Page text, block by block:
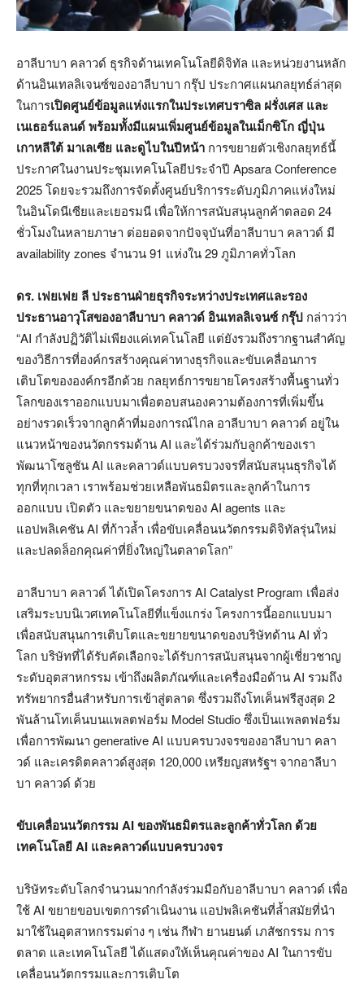
อาลีบาบา คลาวด์ ธุรกิจด้านเทคโนโลยีดิจิทัล และหน่วยงานหลัก
ด้านอินเทลลิเจนซ์ของอาลีบาบา กรุ๊ป ประกาศแผนกลยุทธ์ล่าสุด
ในการเปิดศูนย์ข้อมูลแห่งแรกในประเทศบราซิล ฝรั่งเศส และ
เนเธอร์แลนด์ พร้อมทั้งมีแผนเพิ่มศูนย์ข้อมูลในเม็กซิโก ญี่ปุ่น
เกาหลีใต้ มาเลเซีย และดูไบในปีหน้า การขยายตัวเชิงกลยุทธ์นี้
ประกาศในงานประชุมเทคโนโลยีประจำปี Apsara Conference
2025 โดยจะรวมถึงการจัดตั้งศูนย์บริการระดับภูมิภาคแห่งใหม่
ในอินโดนีเซียและเยอรมนี เพื่อให้การสนับสนุนลูกค้าตลอด 24
ชั่วโมงในหลายภาษา ต่อยอดจากปัจจุบันที่อาลีบาบา คลาวด์ มี
availability zones จำนวน 91 แห่งใน 29 ภูมิภาคทั่วโลก
ดร. เฟยเฟย ลี ประธานฝ่ายธุรกิจระหว่างประเทศและรอง
ประธานอาวุโสของอาลีบาบา คลาวด์ อินเทลลิเจนซ์ กรุ๊ป กล่าวว่า
“AI กำลังปฏิวัติไม่เพียงแค่เทคโนโลยี แต่ยังรวมถึงรากฐานสำคัญ
ของวิธีการที่องค์กรสร้างคุณค่าทางธุรกิจและขับเคลื่อนการ
เติบโตขององค์กรอีกด้วย กลยุทธ์การขยายโครงสร้างพื้นฐานทั่ว
โลกของเราออกแบบมาเพื่อตอบสนองความต้องการที่เพิ่มขึ้น
อย่างรวดเร็วจากลูกค้าที่มองการณ์ไกล อาลีบาบา คลาวด์ อยู่ใน
แนวหน้าของนวัตกรรมด้าน AI และได้ร่วมกับลูกค้าของเรา
พัฒนาโซลูชัน AI และคลาวด์แบบครบวงจรที่สนับสนุนธุรกิจได้
ทุกที่ทุกเวลา เราพร้อมช่วยเหลือพันธมิตรและลูกค้าในการ
ออกแบบ เปิดตัว และขยายขนาดของ AI agents และ
แอปพลิเคชัน AI ที่ก้าวล้ำ เพื่อขับเคลื่อนนวัตกรรมดิจิทัลรุ่นใหม่
และปลดล็อกคุณค่าที่ยิ่งใหญ่ในตลาดโลก”
อาลีบาบา คลาวด์ ได้เปิดโครงการ AI Catalyst Program เพื่อส่ง
เสริมระบบนิเวศเทคโนโลยีที่แข็งแกร่ง โครงการนี้ออกแบบมา
เพื่อสนับสนุนการเติบโตและขยายขนาดของบริษัทด้าน AI ทั่ว
โลก บริษัทที่ได้รับคัดเลือกจะได้รับการสนับสนุนจากผู้เชี่ยวชาญ
ระดับอุตสาหกรรม เข้าถึงผลิตภัณฑ์และเครื่องมือด้าน AI รวมถึง
ทรัพยากรอื่นสำหรับการเข้าสู่ตลาด ซึ่งรวมถึงโทเค็นฟรีสูงสุด 2
พันล้านโทเค็นบนแพลตฟอร์ม Model Studio ซึ่งเป็นแพลตฟอร์ม
เพื่อการพัฒนา generative AI แบบครบวงจรของอาลีบาบา คลา
วด์ และเครดิตคลาวด์สูงสุด 120,000 เหรียญสหรัฐฯ จากอาลีบา
บา คลาวด์ ด้วย
ขับเคลื่อนนวัตกรรม AI ของพันธมิตรและลูกค้าทั่วโลก ด้วย
เทคโนโลยี AI และคลาวด์แบบครบวงจร
บริษัทระดับโลกจำนวนมากกำลังร่วมมือกับอาลีบาบา คลาวด์ เพื่อ
ใช้ AI ขยายขอบเขตการดำเนินงาน แอปพลิเคชันที่ล้ำสมัยที่นำ
มาใช้ในอุตสาหกรรมต่าง ๆ เช่น กีฬา ยานยนต์ เภสัชกรรม การ
ตลาด และเทคโนโลยี ได้แสดงให้เห็นคุณค่าของ AI ในการขับ
เคลื่อนนวัตกรรมและการเติบโต